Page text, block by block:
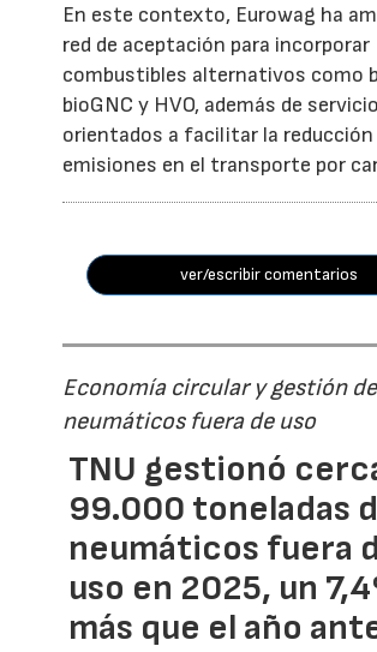
En este contexto, Eurowag ha
red de aceptación para incorporar
combustibles alternativos como
bioGNC y HVO, además de
orientados a facilitar la reducción
emisiones en el transporte por
ver/escribir comentarios
Economía circular y gestión de
neumáticos fuera de uso
TNU gestionó
99.000 toneladas
neumáticos fuera
uso en 2025, un
más que el año